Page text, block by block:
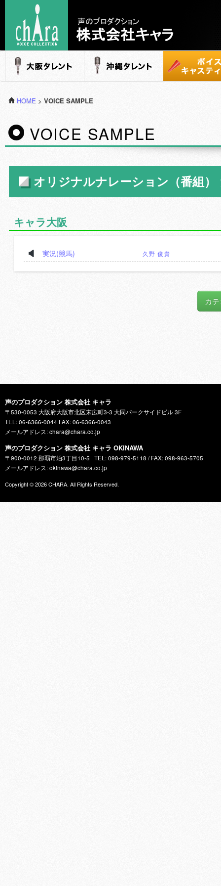
声のプロダクション - 株式会社キャラ
大阪タレント
HOME > VOICE SAMPLE
VOICE SAMPLE
オリジナルナレーション（番組）
キャラ大阪
実況(競馬) 久野 俊貴
カ
声のプロダクション 株式会社 キャラ
〒530-0053 大阪府大阪市北区末広町3-3 大同パークサイドビル 3F
TEL: 06-6366-0044 FAX: 06-6366-0043
メールアドレス: chara@chara.co.jp
声のプロダクション 株式会社 キャラ OKINAWA
〒900-0012 那覇市泊3丁目10-5
TEL: 098-979-5118 / FAX: 098-963-5705
メールアドレス: okinawa@chara.co.jp
Copyright © 2026CHARA. All Rights Reserved.